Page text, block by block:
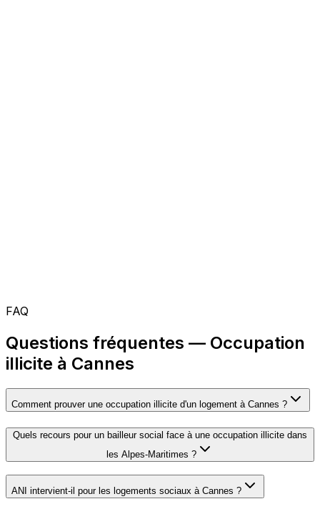
FAQ
Questions fréquentes — Occupation
illicite à Cannes
Comment prouver une occupation illicite d'un logement à Cannes ?
Quels recours pour un bailleur social face à une occupation illicite dans
les Alpes-Maritimes ?
ANI intervient-il pour les logements sociaux à Cannes ?